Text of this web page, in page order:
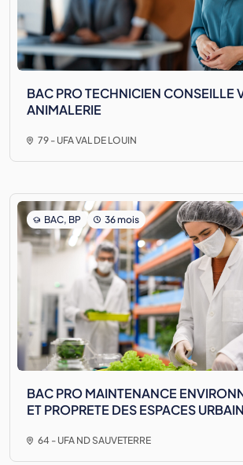
BAC PRO TECHNICIEN CONSEILLE
ANIMALERIE
79 - UFA VAL DE LOUIN
BAC, BP 36 mois
BAC PRO MAINTENANCE
ET PROPRETE DES ESPACES
64 - UFA ND SAUVETERRE